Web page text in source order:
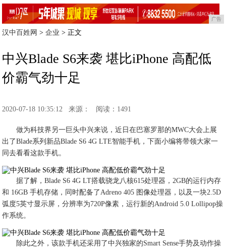
广告
汉中百姓网 >企业 > 正文
中兴Blade S6来袭 堪比iPhone 高配低
价霸气劲十足
2020-07-18 10:35:12 来源： 阅读：1491
做为科技界另一巨头中兴来说，近日在巴塞罗那的MWC大会上展
出了Blade系列新品Blade S6 4G LTE智能手机，下面小编将带领大家一
同去看看这款手机。
据了解，Blade S6 4G LT搭载骁龙八核615处理器，2GB的运行内存
和 16GB 手机存储，同时配备了Adreno 405 图像处理器，以及一块2.5D
弧度5英寸显示屏，分辨率为720P像素，运行新的Android 5.0 Lollipop操
作系统。
除此之外，该款手机还采用了中兴独家的Smart Sense手势及动作操